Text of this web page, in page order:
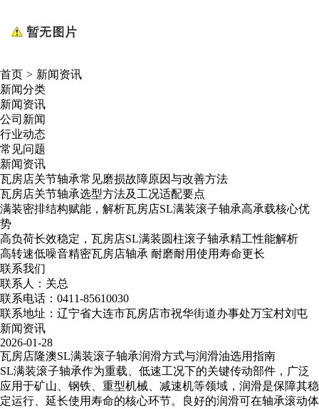
首页 > 新闻资讯
新闻分类
新闻资讯
公司新闻
行业动态
常见问题
新闻资讯
瓦房店关节轴承常见磨损故障原因与改善方法
瓦房店关节轴承选型方法及工况适配要点
满装密排结构赋能，解析瓦房店SL满装滚子轴承高承载核心优
势
高负荷长效稳定，瓦房店SL满装圆柱滚子轴承精工性能解析
高转速低噪音精密瓦房店轴承​ 耐磨耐用使用寿命更长
联系我们
联系人：关总
联系电话：0411-85610030
联系地址：辽宁省大连市瓦房店市祝华街道办事处万宝村刘屯
新闻资讯
2026-01-28
瓦房店隆澳SL满装滚子轴承润滑方式与润滑油选用指南
SL满装滚子轴承作为重载、低速工况下的关键传动部件，广泛
应用于矿山、钢铁、重型机械、减速机等领域，润滑是保障其稳
定运行、延长使用寿命的核心环节。良好的润滑可在轴承滚动体